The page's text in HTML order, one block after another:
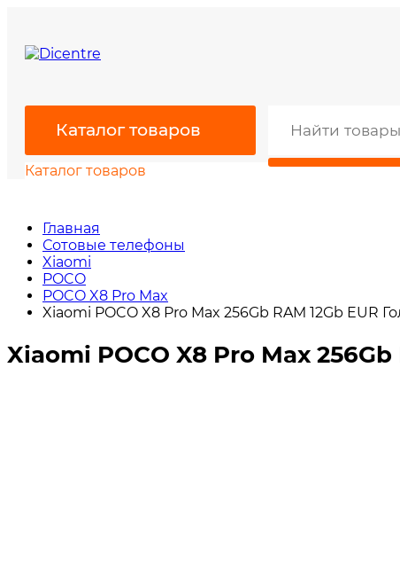
Каталог товаров
Каталог товаров
Главная
Сотовые телефоны
Xiaomi
POCO
POCO X8 Pro Max
Xiaomi POCO X8 Pro Max 256Gb RAM 12Gb EUR
Xiaomi POCO X8 Pro Max 256Gb